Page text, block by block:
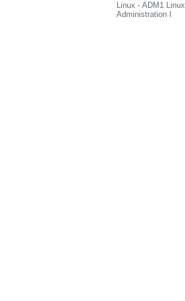
Linux - ADM1 Linux
Administration I